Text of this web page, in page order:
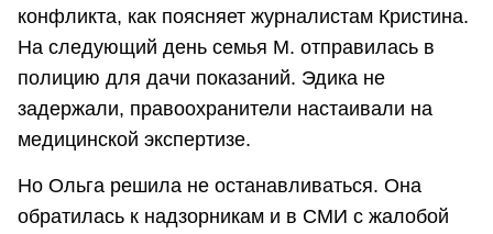
конфликта, как поясняет журналистам Кристина.
На следующий день семья М. отправилась в
полицию для дачи показаний. Эдика не
задержали, правоохранители настаивали на
медицинской экспертизе.
Но Ольга решила не останавливаться. Она
обратилась к надзорникам и в СМИ с жалобой